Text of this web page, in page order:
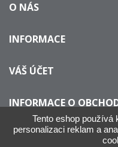
Tento eshop používá
personalizaci reklam a
O NÁS
INFORMACE
VÁŠ ÚČET
INFORMACE O